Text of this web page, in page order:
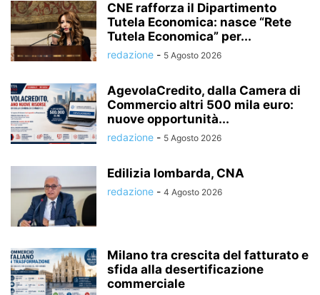
CNE rafforza il Dipartimento
Tutela Economica: nasce “Rete
Tutela Economica” per...
redazione - 5 Agosto 2026
AgevolaCredito, dalla Camera di
Commercio altri 500 mila euro:
nuove opportunità...
redazione - 5 Agosto 2026
Edilizia lombarda, CNA
redazione - 4 Agosto 2026
Milano tra crescita del fatturato e
sfida alla desertificazione
commerciale